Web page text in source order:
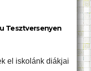
Tesztversenyen
el iskolánk diákjai